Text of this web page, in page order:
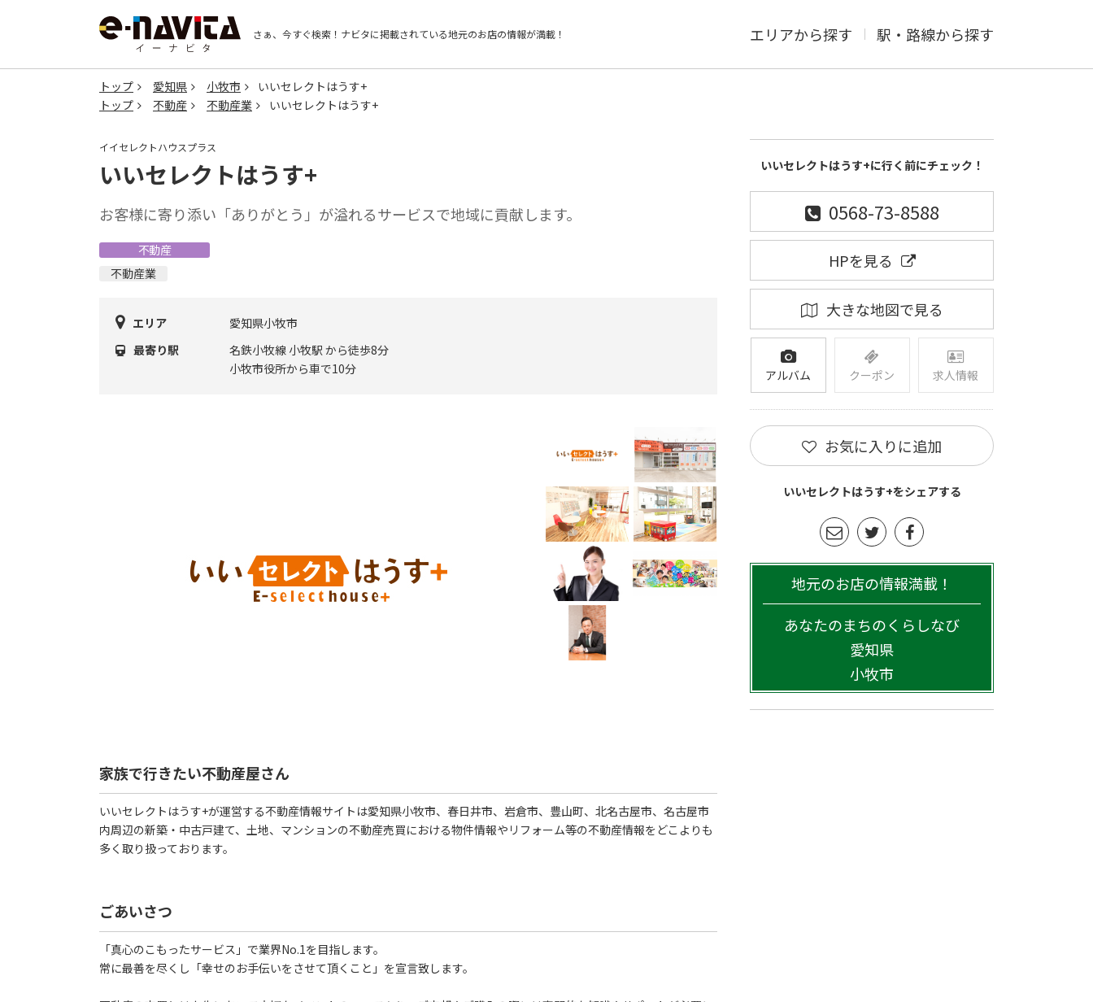
さぁ、今すぐ検索！ ナビタに掲載されている地元のお店の情報が満載！ エリアから探す 駅・路線から探す
トップ 愛知県 小牧市
いいセレクトはうす+
トップ
不動産 不動産業 いいセレクトはうす+
イイセレクトハウスプラス
いいセレクトはうす+
お客様に寄り添い「ありがとう」が溢れるサービスで地域に貢献します。
不動産
不動産業
エリア
愛知県小牧市
最寄り駅
名鉄小牧線 小牧駅 から徒歩8分
小牧市役所から車で10分
家族で行きたい不動産屋さん
いいセレクトはうす+が運営する不動産情報サイトは愛知県小牧市、春日井市、岩倉市、豊山町、北名古屋市、名古屋市
内周辺の新築・中古戸建て、土地、マンションの不動産売買における物件情報やリフォーム等の不動産情報をどこよりも
多く取り扱っております。
ごあいさつ
「真心のこもったサービス」で業界No.1を目指します。
常に最善を尽くし「幸せのお手伝いをさせて頂くこと」を宣言致します。
いいセレクトはうす+に行く前にチェック！
0568-73-8588
HPを見る
大きな地図で見る
アルバム クーポン 求人情報
お気に入りに追加
いいセレクトはうす+をシェアする
地元のお店の情報満載！
あなたのまちのくらしなび
愛知県
小牧市